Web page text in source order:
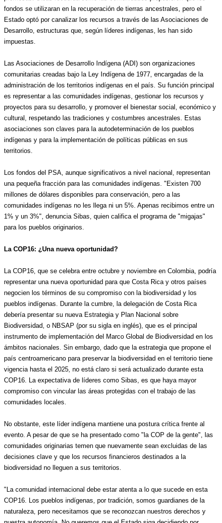
fondos se utilizaran en la recuperación de tierras ancestrales, pero el
Estado optó por canalizar los recursos a través de las Asociaciones de
Desarrollo, estructuras que, según líderes indígenas, les han sido
impuestas.
Las Asociaciones de Desarrollo Indígena (ADI) son organizaciones
comunitarias creadas bajo la Ley Indígena de 1977, encargadas de la
administración de los territorios indígenas en el país. Su función principal
es representar a las comunidades indígenas, gestionar los recursos y
proyectos para su desarrollo, y promover el bienestar social, económico y
cultural, respetando las tradiciones y costumbres ancestrales. Estas
asociaciones son claves para la autodeterminación de los pueblos
indígenas y para la implementación de políticas públicas en sus
territorios.
Los fondos del PSA, aunque significativos a nivel nacional, representan
una pequeña fracción para las comunidades indígenas. "Existen 700
millones de dólares disponibles para conservación, pero a las
comunidades indígenas no les llega ni un 5%. Apenas recibimos entre un
1% y un 3%", denuncia Sibas, quien califica el programa de "migajas"
para los pueblos originarios.
La COP16: ¿Una nueva oportunidad?
La COP16, que se celebra entre octubre y noviembre en Colombia, podría
representar una nueva oportunidad para que Costa Rica y otros países
negocien los términos de su compromiso con la biodiversidad y los
pueblos indígenas. Durante la cumbre, la delegación de Costa Rica
debería presentar su nueva Estrategia y Plan Nacional sobre
Biodiversidad, o NBSAP (por su sigla en inglés), que es el principal
instrumento de implementación del Marco Global de Biodiversidad en los
ámbitos nacionales. Sin embargo, dado que la estrategia que propone el
país centroamericano para preservar la biodiversidad en el territorio tiene
vigencia hasta el 2025, no está claro si será actualizado durante esta
COP16. La expectativa de líderes como Sibas, es que haya mayor
compromiso con vincular las áreas protegidas con el trabajo de las
comunidades locales.
No obstante, este líder indígena mantiene una postura crítica frente al
evento. A pesar de que se ha presentado como "la COP de la gente", las
comunidades originarias temen que nuevamente sean excluidas de las
decisiones clave y que los recursos financieros destinados a la
biodiversidad no lleguen a sus territorios.
"La comunidad internacional debe estar atenta a lo que sucede en esta
COP16. Los pueblos indígenas, por tradición, somos guardianes de la
naturaleza, pero necesitamos que se reconozcan nuestros derechos y